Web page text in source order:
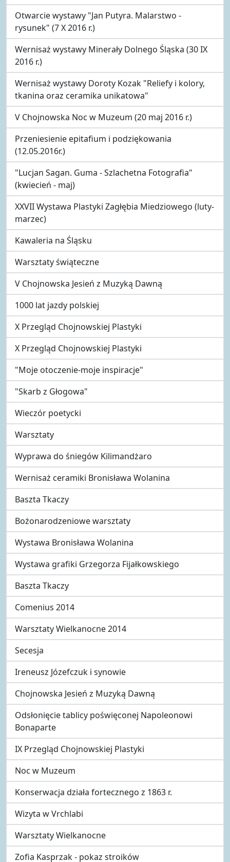
Otwarcie wystawy "Jan Putyra. Malarstwo -
rysunek" (7 X 2016 r.)
Wernisaż wystawy Minerały Dolnego Śląska (30 IX
2016 r.)
Wernisaż wystawy Doroty Kozak "Reliefy i kolory,
tkanina oraz ceramika unikatowa"
V Chojnowska Noc w Muzeum (20 maj 2016 r.)
Przeniesienie epitafium i podziękowania
(12.05.2016r.)
"Lucjan Sagan. Guma - Szlachetna Fotografia"
(kwiecień - maj)
XXVII Wystawa Plastyki Zagłębia Miedziowego (luty-
marzec)
Kawaleria na Śląsku
Warsztaty świąteczne
V Chojnowska Jesień z Muzyką Dawną
1000 lat jazdy polskiej
X Przegląd Chojnowskiej Plastyki
X Przegląd Chojnowskiej Plastyki
"Moje otoczenie-moje inspiracje"
"Skarb z Głogowa"
Wieczór poetycki
Warsztaty
Wyprawa do śniegów Kilimandżaro
Wernisaż ceramiki Bronisława Wolanina
Baszta Tkaczy
Bożonarodzeniowe warsztaty
Wystawa Bronisława Wolanina
Wystawa grafiki Grzegorza Fijałkowskiego
Baszta Tkaczy
Comenius 2014
Warsztaty Wielkanocne 2014
Secesja
Ireneusz Józefczuk i synowie
Chojnowska Jesień z Muzyką Dawną
Odsłonięcie tablicy poświęconej Napoleonowi
Bonaparte
IX Przegląd Chojnowskiej Plastyki
Noc w Muzeum
Konserwacja działa fortecznego z 1863 r.
Wizyta w Vrchlabi
Warsztaty Wielkanocne
Zofia Kasprzak - pokaz stroików